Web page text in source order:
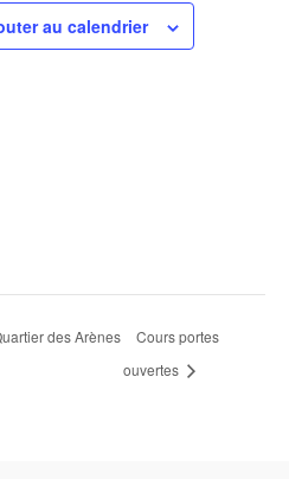
au calendrier
des Arènes
Cours portes
ouvertes